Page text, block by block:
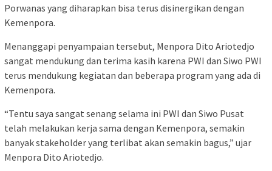
Porwanas yang diharapkan bisa terus disinergikan dengan
Kemenpora.
Menanggapi penyampaian tersebut, Menpora Dito Ariotedjo
sangat mendukung dan terima kasih karena PWI dan Siwo PWI
terus mendukung kegiatan dan beberapa program yang ada di
Kemenpora.
“Tentu saya sangat senang selama ini PWI dan Siwo Pusat
telah melakukan kerja sama dengan Kemenpora, semakin
banyak stakeholder yang terlibat akan semakin bagus,” ujar
Menpora Dito Ariotedjo.